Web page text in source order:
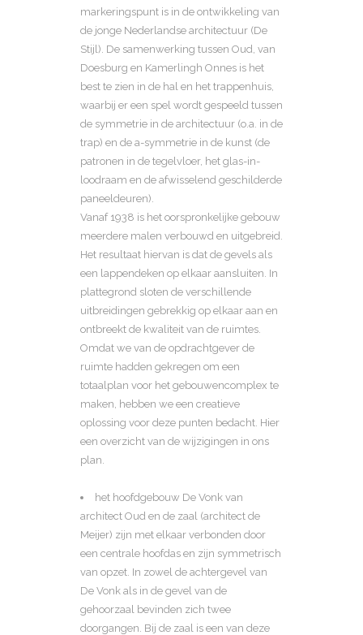
markeringspunt is in de ontwikkeling van
de jonge Nederlandse architectuur (De
Stijl). De samenwerking tussen Oud, van
Doesburg en Kamerlingh Onnes is het
best te zien in de hal en het trappenhuis,
waarbij er een spel wordt gespeeld tussen
de symmetrie in de architectuur (o.a. in de
trap) en de a-symmetrie in de kunst (de
patronen in de tegelvloer, het glas-in-
loodraam en de afwisselend geschilderde
paneeldeuren).
Vanaf 1938 is het oorspronkelijke gebouw
meerdere malen verbouwd en uitgebreid.
Het resultaat hiervan is dat de gevels als
een lappendeken op elkaar aansluiten. In
plattegrond sloten de verschillende
uitbreidingen gebrekkig op elkaar aan en
ontbreekt de kwaliteit van de ruimtes.
Omdat we van de opdrachtgever de
ruimte hadden gekregen om een
totaalplan voor het gebouwencomplex te
maken, hebben we een creatieve
oplossing voor deze punten bedacht. Hier
een overzicht van de wijzigingen in ons
plan.
het hoofdgebouw De Vonk van
architect Oud en de zaal (architect de
Meijer) zijn met elkaar verbonden door
een centrale hoofdas en zijn symmetrisch
van opzet. In zowel de achtergevel van
De Vonk als in de gevel van de
gehoorzaal bevinden zich twee
doorgangen. Bij de zaal is een van deze